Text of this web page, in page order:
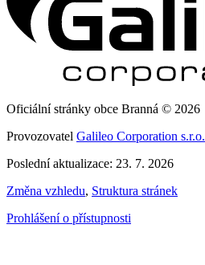
Oficiální stránky obce Branná © 2026
Provozovatel Galileo Corporation s.r.o.
Poslední aktualizace: 23. 7. 2026
Změna vzhledu, Struktura stránek
Prohlášení o přístupnosti